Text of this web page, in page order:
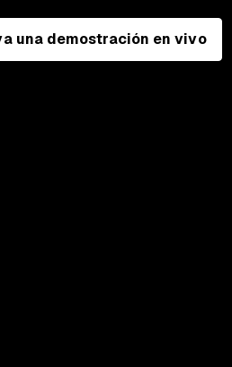
una demostración en vivo